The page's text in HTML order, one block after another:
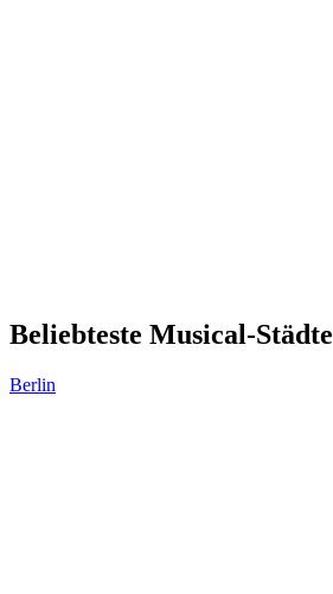
Beliebteste Musical-Städte
Berlin